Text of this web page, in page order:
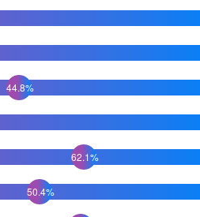
44.8%
62.1%
50.4%